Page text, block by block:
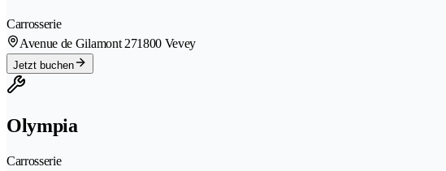
Carrosserie
Avenue de Gilamont 271800 Vevey
Jetzt buchen
Olympia
Carrosserie